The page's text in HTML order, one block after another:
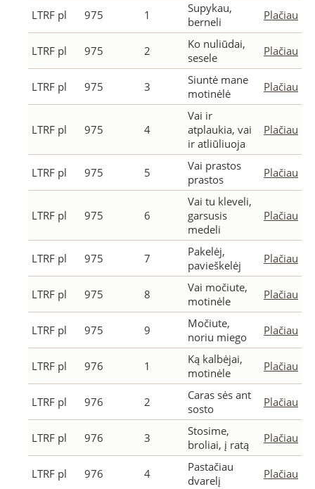
LTRF pl 975 1
Supykau,
berneli
Plačiau
LTRF pl 975 2
Ko nuliūdai,
sesele
Plačiau
LTRF pl 975 3
Siuntė mane
motinėlė
Plačiau
LTRF pl 975 4
Vai ir
atplaukia, vai
ir atliūliuoja
Plačiau
LTRF pl 975 5
Vai prastos
prastos
Plačiau
LTRF pl 975 6
Vai tu kleveli,
garsusis
medeli
Plačiau
LTRF pl 975 7
Pakelėj,
pavieškelėj
Plačiau
LTRF pl 975 8
Vai močiute,
motinėle
Plačiau
LTRF pl 975 9
Močiute,
noriu miego
Plačiau
LTRF pl 976 1
Ką kalbėjai,
motinėle
Plačiau
LTRF pl 976 2
Caras sės ant
sosto
Plačiau
LTRF pl 976 3
Stosime,
broliai, į ratą
Plačiau
LTRF pl 976 4
Pastačiau
dvarelį
Plačiau